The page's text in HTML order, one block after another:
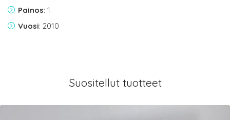
Painos: 1
Vuosi: 2010
Suositellut tuotteet